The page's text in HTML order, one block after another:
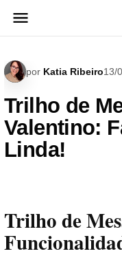
para
por Katia Ribeiro13/
Trilho de
Valentino:
Linda!
Trilho de